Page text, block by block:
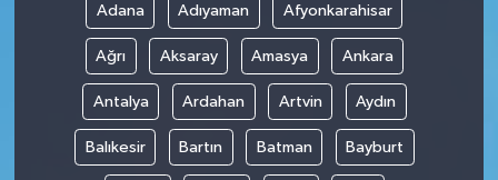
Adana Adıyaman Afyonkarahisar
Ağrı Aksaray Amasya Ankara
Antalya Ardahan Artvin Aydın
Balıkesir Bartın Batman Bayburt